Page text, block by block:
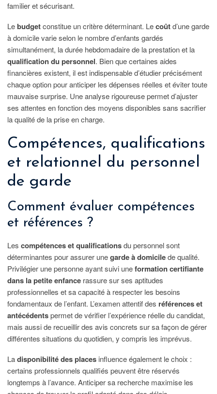
familier et sécurisant.
Le budgetconstitue un critère déterminant. Lecoûtd’une garde
à domicile varie selon le nombre d’enfants gardés
simultanément, la durée hebdomadaire de la prestation et la
qualification du personnel. Bien que certaines aides
financières existent, il est indispensable d’étudier précisément
chaque option pour anticiper les dépenses réelles et éviter toute
mauvaise surprise. Une analyse rigoureuse permet d’ajuster
ses attentes en fonction des moyens disponibles sans sacrifier
la qualité de la prise en charge.
Compétences, qualifications
et relationnel du personnel
de garde
Comment évaluer compétences
et références ?
Les compétences et qualificationsdu personnel sont
déterminantes pour assurer unegarde à domicilede qualité.
Privilégier une personne ayant suivi uneformation certifiante
dans la petite enfance rassure sur ses aptitudes
professionnelles et sa capacité à respecter les besoins
fondamentaux de l’enfant. L’examen attentif des références et
antécédentspermet de vérifier l’expérience réelle du candidat,
mais aussi de recueillir des avis concrets sur sa façon de gérer
différentes situations du quotidien, y compris les imprévus.
Ladisponibilité des places influence également le choix :
certains professionnels qualifiés peuvent être réservés
longtemps à l’avance. Anticiper sa recherche maximise les